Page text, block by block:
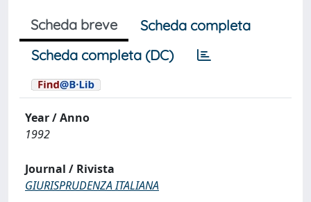
Scheda breve
Scheda completa
Scheda completa (DC)
Year / Anno
1992
Journal / Rivista
GIURISPRUDENZA ITALIANA